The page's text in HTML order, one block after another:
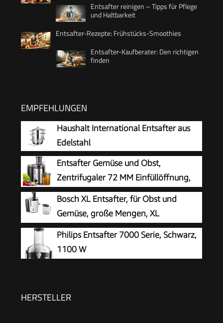
Entsafter reinigen – Tipps für Pflege
und Haltbarkeit
Entsafter-Rezepte: Frühstücks-Smoothies
Entsafter-Kaufberater: Den richtigen
finden
EMPFEHLUNGEN
Haushalt International Entsafter aus
Edelstahl
Entsafter Gemüse und Obst,
Zentrifugaler 72 MM Einfüllöffnung,
800 W stabile Leistung, Schnelles
Entsaften Zentrifugaler Leicht zu Reinigen mit
Bürste BPA-frei (Black, 800W)
Bosch XL Entsafter, für Obst und
Gemüse, große Mengen, XL
Einfüllschacht, schnell, kein Vorschneiden, 1,25l
Saftbehälter, leichte Reinigung,
spülmaschinenfest, 700 W, weiß/grau, VitaJuice
Philips Entsafter 7000 Serie, Schwarz,
1100 W
HERSTELLER